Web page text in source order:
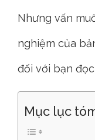
Nhưng vấn
nghiệm của
đối với bạn
Mục lục